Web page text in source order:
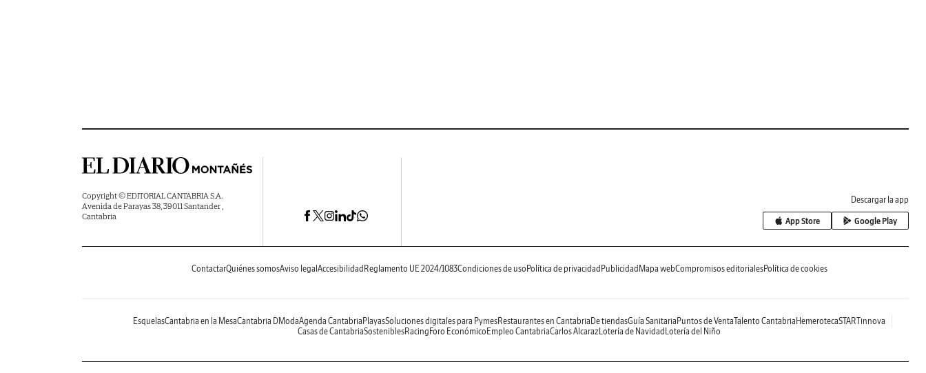
Copyright © EDITORIAL CANTABRIA S.A.
Avenida de Parayas 38, 39011 Santander ,
Cantabria
Descargar la app
App Store Google Play
ContactarQuiénes somosAviso legal Accesibilidad Reglamento UE 2024/1083Condiciones de uso Política de privacidad Publicidad Mapa webCompromisos editorialesPolítica de cookies
EsquelasCantabria en la MesaCantabria DModaAgenda Cantabria PlayasSoluciones digitales para PymesRestaurantes en Cantabria De tiendasGuía Sanitaria Puntos de VentaTalento Cantabria HemerotecaSTARTinnova
Casas de CantabriaSosteniblesRacing Foro Económico Empleo CantabriaCarlos AlcarazLotería de Navidad Lotería del Niño